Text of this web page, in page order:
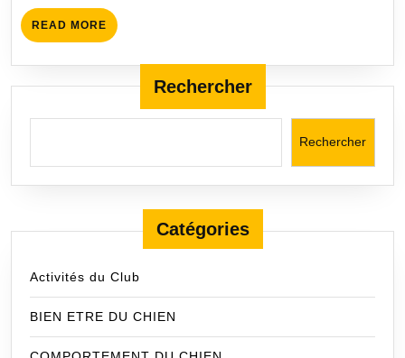
READ MORE READ
MORE
Rechercher
Rechercher
Catégories
Activités du Club
BIEN ETRE DU CHIEN